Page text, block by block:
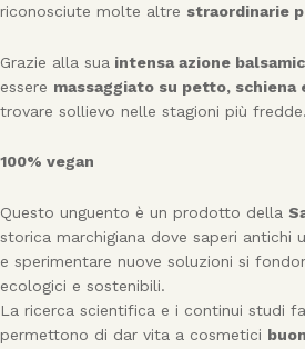
riconosciute molte altre straordinarie
Grazie alla sua intensa azione
essere massaggiato su petto, schiena
trovare sollievo nelle stagioni più fredde.
100% vegan
Questo unguento è un prodotto della
storica marchigiana dove saperi antichi
e sperimentare nuove soluzioni si
ecologici e sostenibili.
La ricerca scientifica e i continui studi
permettono di dar vita a cosmetici